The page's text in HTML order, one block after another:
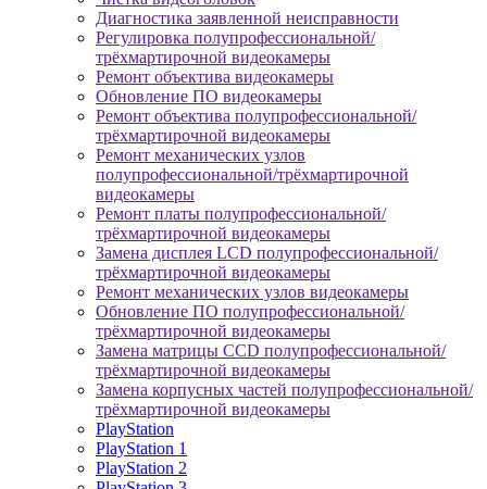
Диагностика заявленной неисправности
Регулировка полупрофессиональной/
трёхмартирочной видеокамеры
Ремонт объектива видеокамеры
Обновление ПО видеокамеры
Ремонт объектива полупрофессиональной/
трёхмартирочной видеокамеры
Ремонт механических узлов
полупрофессиональной/трёхмартирочной
видеокамеры
Ремонт платы полупрофессиональной/
трёхмартирочной видеокамеры
Замена дисплея LCD полупрофессиональной/
трёхмартирочной видеокамеры
Ремонт механических узлов видеокамеры
Обновление ПО полупрофессиональной/
трёхмартирочной видеокамеры
Замена матрицы CCD полупрофессиональной/
трёхмартирочной видеокамеры
Замена корпусных частей полупрофессиональной/
трёхмартирочной видеокамеры
PlayStation
PlayStation 1
PlayStation 2